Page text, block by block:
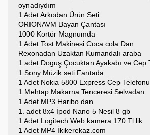
oynadıydım
1 Adet Arkodan Ürün Seti
ORIONAVM Bayan Çantası
1000 Kortör Magnumda
1 Adet Tost Makinesi Coca cola Dan
Rexonadan Uzaktan Kumandalı araba
1 adet Doguş Çocuktan Ayakabı ve Cep
1 Sony Müzik seti Fantada
1 Adet Nokia 5800 Express Cep
1 Mehtap Makarna Tenceresi Selvadan
1 Adet MP3 Haribo dan
1. adet 8x4 İpod Nano 5 Nesil 8 gb
1 Adet Logitech Web kamera 170 Tl lik
1 Adet MP4 İkikerekaz.com